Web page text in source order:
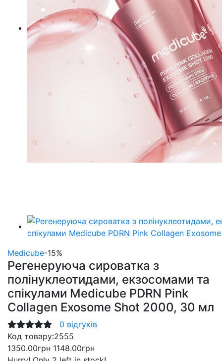
Medicube-15%
Регенеруюча сироватка з
полінуклеотидами, екзосомами та
спікулами Medicube PDRN Pink
Collagen Exosome Shot 2000, 30 мл
0 відгуків
Код товару:2555
1350.00грн 1148.00грн